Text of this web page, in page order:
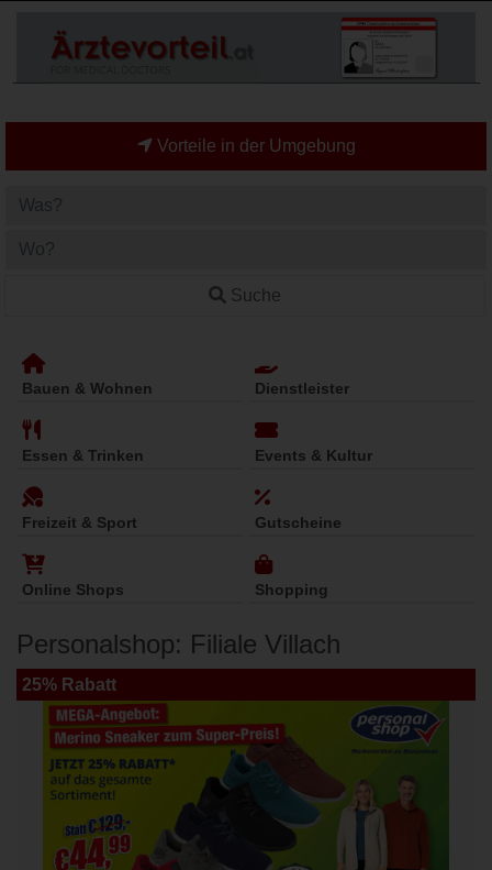
Vorteile in der Umgebung
Suche
Bauen & Wohnen Dienstleister
Essen & Trinken Events & Kultur
Freizeit & Sport Gutscheine
Online Shops Shopping
Personalshop: Filiale Villach
25% Rabatt